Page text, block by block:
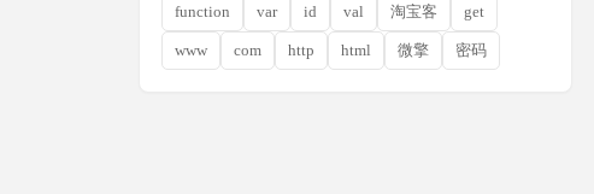
function var id val 淘宝客 get
www com http html 微擎 密码